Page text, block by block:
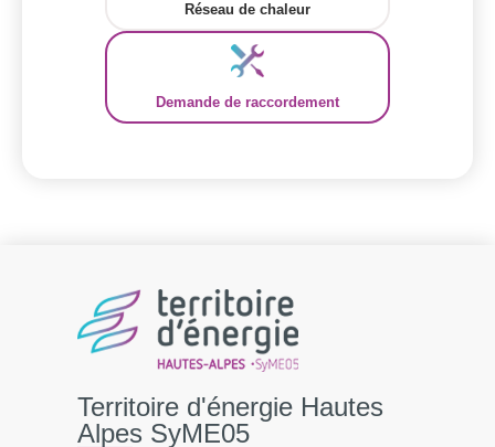
Réseau de chaleur
Demande de raccordement
Territoire d'énergie Hautes
Alpes SyME05